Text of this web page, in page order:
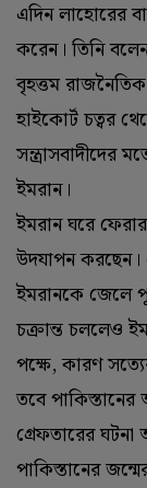
এদিন লাহোরের
করেন। তিনি
বৃহত্তম
হাইকোর্ট চত্বর
ইমরান।
ইমরান ঘরে
উদযাপন
ইমরানকে জেলে
চক্রান্ত চললেও
পক্ষে, কারণ
তবে
গ্রেফতারের
পাকিস্তানের